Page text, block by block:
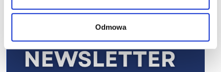
Odmowa
R E K L A M A